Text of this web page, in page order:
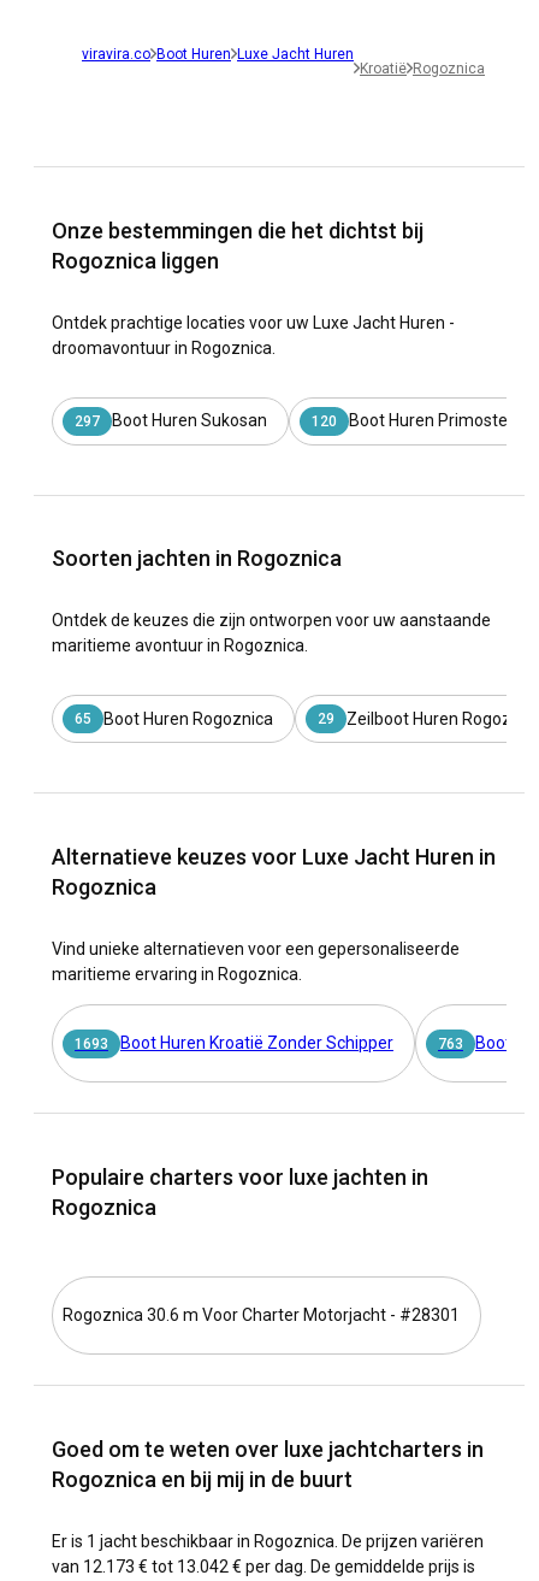
viravira.co Boot Huren Luxe Jacht Huren
Kroatië Rogoznica
Onze bestemmingen die het dichtst bij
Rogoznica liggen
Ontdek prachtige locaties voor uw Luxe Jacht Huren -
droomavontuur in Rogoznica.
297 Boot Huren Sukosan 120 Boot Huren Primosten
Soorten jachten in Rogoznica
Ontdek de keuzes die zijn ontworpen voor uw aanstaande
maritieme avontuur in Rogoznica.
65 Boot Huren Rogoznica 29 Zeilboot Huren
Alternatieve keuzes voor Luxe Jacht Huren in
Rogoznica
Vind unieke alternatieven voor een gepersonaliseerde
maritieme ervaring in Rogoznica.
1693 Boot Huren Kroatië Zonder Schipper 763 Boot
Populaire charters voor luxe jachten in
Rogoznica
Rogoznica 30.6 m Voor Charter Motorjacht - #28301
Goed om te weten over luxe jachtcharters in
Rogoznica en bij mij in de buurt
Er is 1 jacht beschikbaar in Rogoznica. De prijzen variëren
van 12.173 € tot 13.042 € per dag. De gemiddelde prijs is